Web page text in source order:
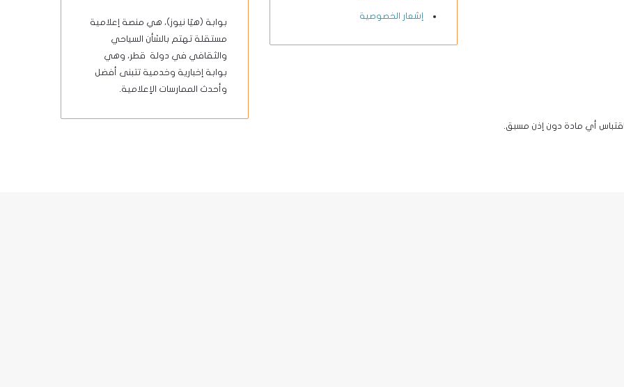
بوابة (هيّا نيوز)، هي منصة إعلامية
مستقلة تهتم بالشأن السياحي
والثقافي في دولة قطر، وهي
بوابة إخبارية وخدمية تتبنى أفضل
وأحدث الممارسات الإعلامية.
إشعار الخصوصية